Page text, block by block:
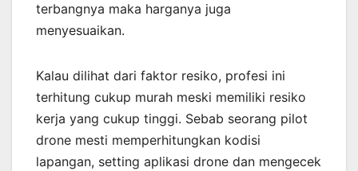
terbangnya maka harganya juga
menyesuaikan.
Kalau dilihat dari faktor resiko, profesi ini
terhitung cukup murah meski memiliki resiko
kerja yang cukup tinggi. Sebab seorang pilot
drone mesti memperhitungkan kodisi
lapangan, setting aplikasi drone dan mengecek